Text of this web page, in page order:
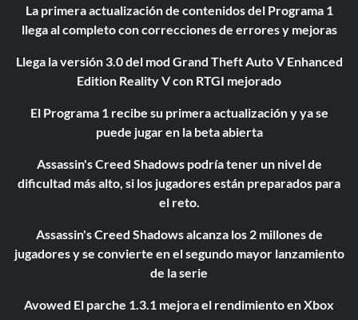
La primera actualización de contenidos del Programa 1
llega al completo con correcciones de errores y mejoras
Llega la versión 3.0 del mod Grand Theft Auto V Enhanced
Edition Reality V con RTGI mejorado
El Programa 1 recibe su primera actualización y ya se
puede jugar en la beta abierta
Assassin's Creed Shadows podría tener un nivel de
dificultad más alto, si los jugadores están preparados para
el reto.
Assassin's Creed Shadows alcanza los 2 millones de
jugadores y se convierte en el segundo mayor lanzamiento
de la serie
Avowed El parche 1.3.1 mejora el rendimiento en Xbox